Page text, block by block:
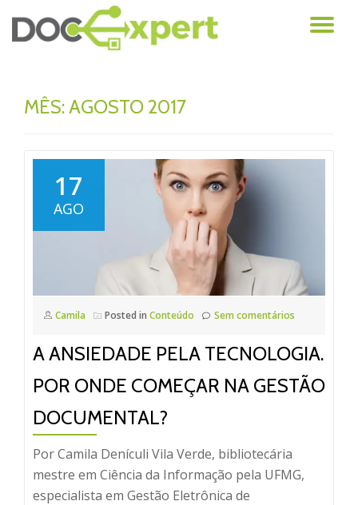
Pular
MÊS: AGOSTO 2017
17
AGO
Camila Posted in Conteúdo Sem comentários
A ANSIEDADE PELA TECNOLOGIA.
POR ONDE COMEÇAR NA GESTÃO
DOCUMENTAL?
Por Camila Denículi Vila Verde, bibliotecária
mestre em Ciência da Informação pela UFMG,
especialista em Gestão Eletrônica de